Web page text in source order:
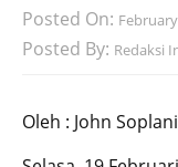
Posted On:
Posted By: Redaksi
Oleh : John